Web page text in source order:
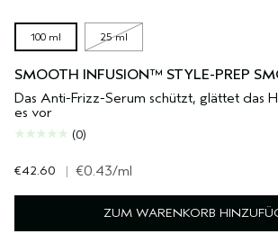
100 ml 25 ml
SMOOTH INFUSION™ STYLE-PREP
Das Anti-Frizz-Serum schützt, glättet das
es vor
(0)
€42.60 | €0.43/ml
ZUM WARENKORB